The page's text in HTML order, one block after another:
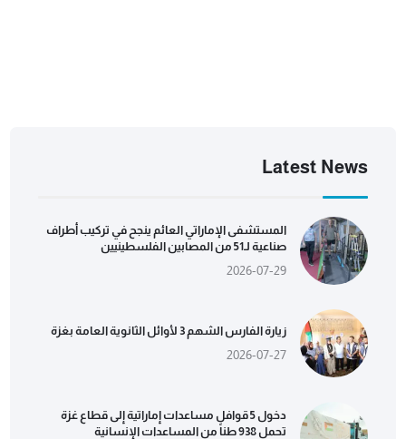
Latest News
المستشفى الإماراتي العائم ينجح في تركيب أطراف
صناعية لـ51 من المصابين الفلسطينيين
2026-07-29
زيارة الفارس الشهم 3 لأوائل الثانوية العامة بغزة
2026-07-27
دخول 5 قوافل مساعدات إماراتية إلى قطاع غزة
تحمل 938 طناً من المساعدات الإنسانية